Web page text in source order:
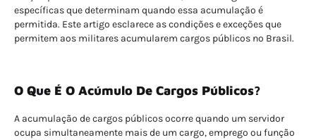
específicas que determinam quando essa acumulação é
permitida. Este artigo esclarece as condições e exceções que
permitem aos militares acumularem cargos públicos no Brasil.
O Que É O Acúmulo De Cargos Públicos?
A acumulação de cargos públicos ocorre quando um servidor
ocupa simultaneamente mais de um cargo, emprego ou função